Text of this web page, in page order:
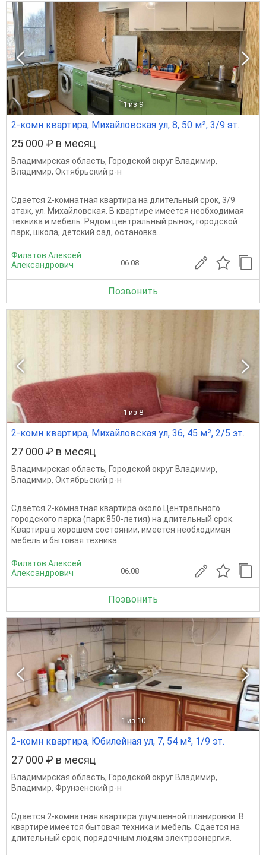
1 из 9
2-комн квартира, Михайловская ул, 8, 50 м², 3/9 эт.
25 000 ₽ в месяц
Владимирская область, Городской округ Владимир,
Владимир, Октябрьский р-н
Сдается 2-комнатная квартира на длительный срок, 3/9
этаж, ул. Михайловская. В квартире имеется необходимая
техника и мебель. Рядом центральный рынок, городской
парк, школа, детский сад, остановка..
Филатов Алексей
Александрович
06.08
Позвонить
1 из 8
2-комн квартира, Михайловская ул, 36, 45 м², 2/5 эт.
27 000 ₽ в месяц
Владимирская область, Городской округ Владимир,
Владимир, Октябрьский р-н
Сдается 2-комнатная квартира около Центрального
городского парка (парк 850-летия) на длительный срок.
Квартира в хорошем состоянии, имеется необходимая
мебель и бытовая техника.
Филатов Алексей
Александрович
06.08
Позвонить
1 из 10
2-комн квартира, Юбилейная ул, 7, 54 м², 1/9 эт.
27 000 ₽ в месяц
Владимирская область, Городской округ Владимир,
Владимир, Фрунзенский р-н
Сдается 2-комнатная квартира улучшенной планировки. В
квартире имеется бытовая техника и мебель. Сдается на
длительный срок, порядочным людям.электроэнергия.